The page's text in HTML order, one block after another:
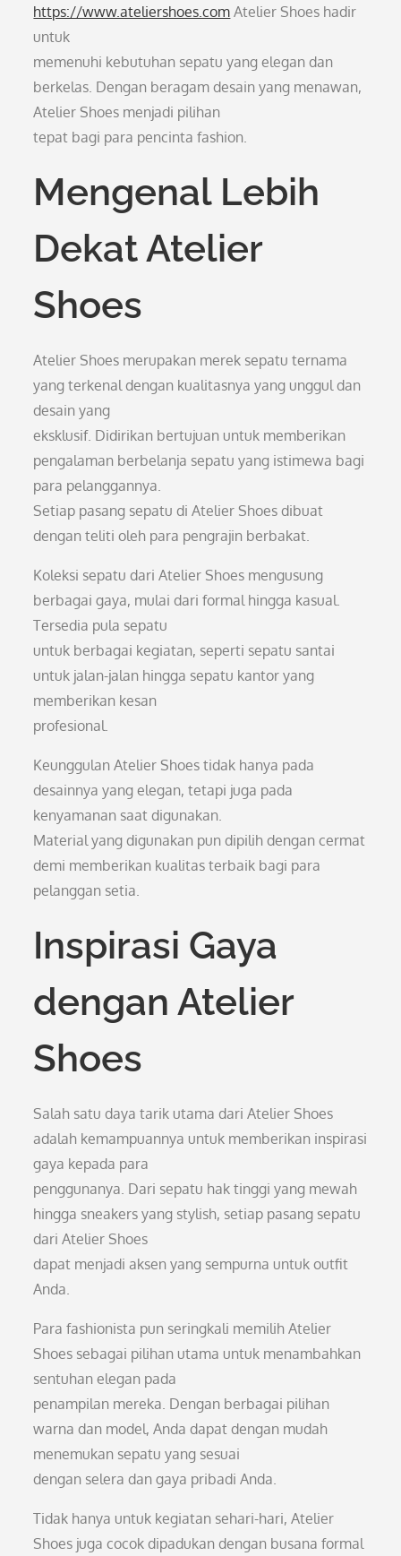
https://www.ateliershoes.com Atelier Shoes hadir
untuk
memenuhi kebutuhan sepatu yang elegan dan
berkelas. Dengan beragam desain yang menawan,
Atelier Shoes menjadi pilihan
tepat bagi para pencinta fashion.
Mengenal Lebih
Dekat Atelier
Shoes
Atelier Shoes merupakan merek sepatu ternama
yang terkenal dengan kualitasnya yang unggul dan
desain yang
eksklusif. Didirikan bertujuan untuk memberikan
pengalaman berbelanja sepatu yang istimewa bagi
para pelanggannya.
Setiap pasang sepatu di Atelier Shoes dibuat
dengan teliti oleh para pengrajin berbakat.
Koleksi sepatu dari Atelier Shoes mengusung
berbagai gaya, mulai dari formal hingga kasual.
Tersedia pula sepatu
untuk berbagai kegiatan, seperti sepatu santai
untuk jalan-jalan hingga sepatu kantor yang
memberikan kesan
profesional.
Keunggulan Atelier Shoes tidak hanya pada
desainnya yang elegan, tetapi juga pada
kenyamanan saat digunakan.
Material yang digunakan pun dipilih dengan cermat
demi memberikan kualitas terbaik bagi para
pelanggan setia.
Inspirasi Gaya
dengan Atelier
Shoes
Salah satu daya tarik utama dari Atelier Shoes
adalah kemampuannya untuk memberikan inspirasi
gaya kepada para
penggunanya. Dari sepatu hak tinggi yang mewah
hingga sneakers yang stylish, setiap pasang sepatu
dari Atelier Shoes
dapat menjadi aksen yang sempurna untuk outfit
Anda.
Para fashionista pun seringkali memilih Atelier
Shoes sebagai pilihan utama untuk menambahkan
sentuhan elegan pada
penampilan mereka. Dengan berbagai pilihan
warna dan model, Anda dapat dengan mudah
menemukan sepatu yang sesuai
dengan selera dan gaya pribadi Anda.
Tidak hanya untuk kegiatan sehari-hari, Atelier
Shoes juga cocok dipadukan dengan busana formal